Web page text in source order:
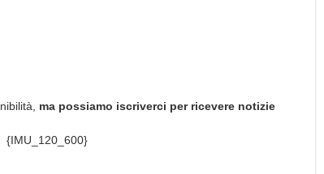
ma possiamo iscriverci per ricevere notizie
{IMU_120_600}